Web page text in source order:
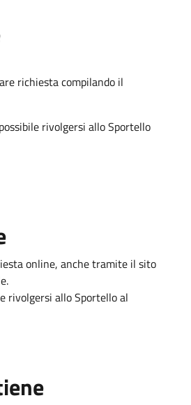
richiesta compilando il
rivolgersi allo Sportello
online, anche tramite il sito
rivolgersi allo Sportello al